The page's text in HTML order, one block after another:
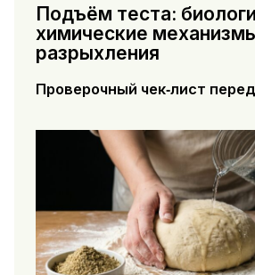
Подъём теста:
химические
разрыхления
Проверочный чек‑лист